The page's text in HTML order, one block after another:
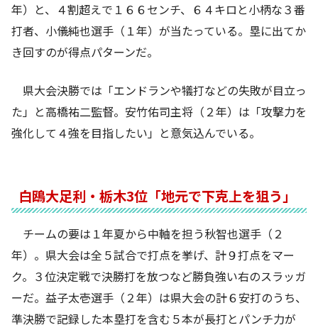
年）と、４割超えで１６６センチ、６４キロと小柄な３番
打者、小儀純也選手（１年）が当たっている。塁に出てか
き回すのが得点パターンだ。
県大会決勝では「エンドランや犠打などの失敗が目立っ
た」と高橋祐二監督。安竹佑司主将（２年）は「攻撃力を
強化して４強を目指したい」と意気込んでいる。
白鴎大足利・栃木3位「地元で下克上を狙う」
チームの要は１年夏から中軸を担う秋智也選手（２
年）。県大会は全５試合で打点を挙げ、計９打点をマー
ク。３位決定戦で決勝打を放つなど勝負強い右のスラッガ
ーだ。益子太壱選手（２年）は県大会の計６安打のうち、
準決勝で記録した本塁打を含む５本が長打とパンチ力が